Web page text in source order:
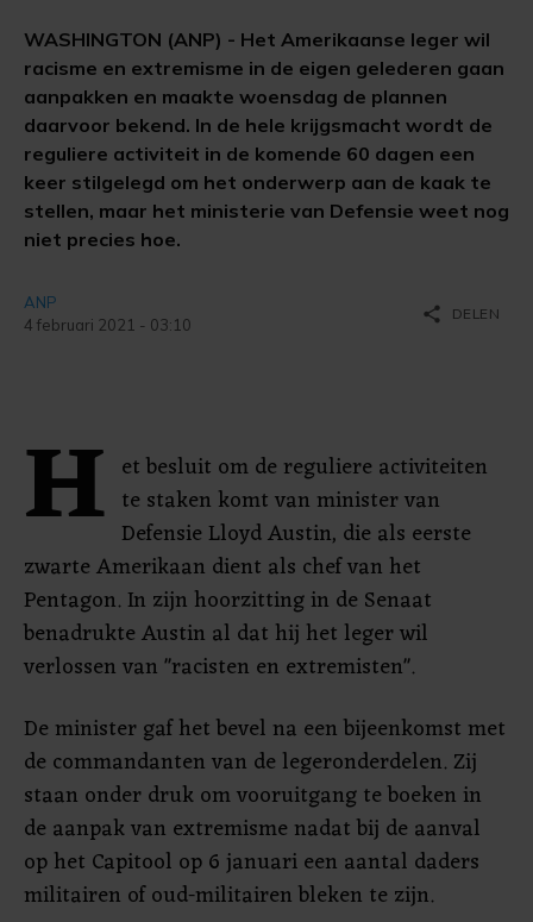
WASHINGTON (ANP) - Het Amerikaanse leger wil
racisme en extremisme in de eigen gelederen gaan
aanpakken en maakte woensdag de plannen
daarvoor bekend. In de hele krijgsmacht wordt de
reguliere activiteit in de komende 60 dagen een
keer stilgelegd om het onderwerp aan de kaak te
stellen, maar het ministerie van Defensie weet nog
niet precies hoe.
ANP
4 februari 2021 - 03:10
share DELEN
H et besluit om de reguliere activiteiten
te staken komt van minister van
Defensie Lloyd Austin, die als eerste
zwarte Amerikaan dient als chef van het
Pentagon. In zijn hoorzitting in de Senaat
benadrukte Austin al dat hij het leger wil
verlossen van "racisten en extremisten".
De minister gaf het bevel na een bijeenkomst met
de commandanten van de legeronderdelen. Zij
staan onder druk om vooruitgang te boeken in
de aanpak van extremisme nadat bij de aanval
op het Capitool op 6 januari een aantal daders
militairen of oud-militairen bleken te zijn.